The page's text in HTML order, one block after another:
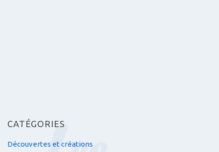
CATÉGORIES
Découvertes et créations